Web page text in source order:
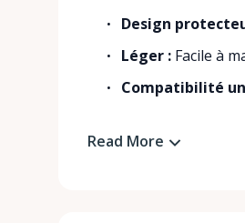
Design
Léger : Facile à
Compatibilité
Read More